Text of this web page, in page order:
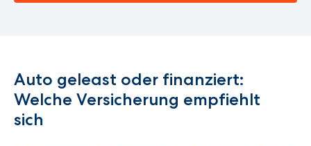
Auto geleast oder finanziert:
Welche Versicherung empfiehlt
sich